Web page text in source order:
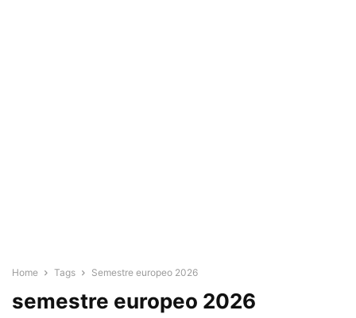
Home Tags Semestre europeo 2026
semestre europeo 2026